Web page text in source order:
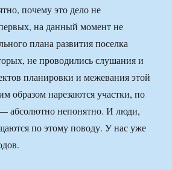
почему это дело не
на данный момент не
плана развития поселка
не проводились слушания и
планировки и межевания этой
образом нарезаются участки, по
абсолютно непонятно. И люди,
по этому поводу. У нас уже